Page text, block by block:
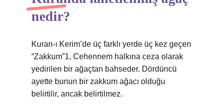
nedir?
Kuran-ı Kerim’de üç farklı yerde üç kez geçen
“Zakkum”1, Cehennem halkına ceza olarak
yedirilen bir ağaçtan bahseder. Dördüncü
ayette bunun bir zakkum ağacı olduğu
belirtilir, ancak belirtilmez.